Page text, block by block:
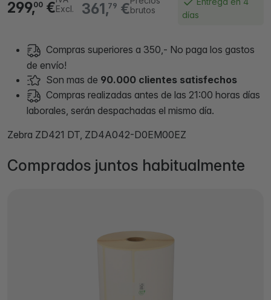
361,79 €brutos
299,00 €Excl.
días
Compras superiores a 350,- No paga los gastos
de envío!
Son mas de 90.000 clientes satisfechos
Compras realizadas antes de las 21:00 horas días
laborales, serán despachadas el mismo día.
Zebra ZD421 DT, ZD4A042-D0EM00EZ
Comprados juntos habitualmente